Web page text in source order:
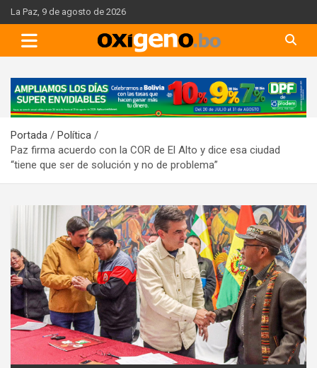
Skip
to
content
La Paz, 9 de agosto de 2026
A
d
e
r
t
m
e
n
t
:
Portada
Política
Paz firma acuerdo con la COR de El Alto y dice esa ciudad
“tiene que ser de solución y no de problema”